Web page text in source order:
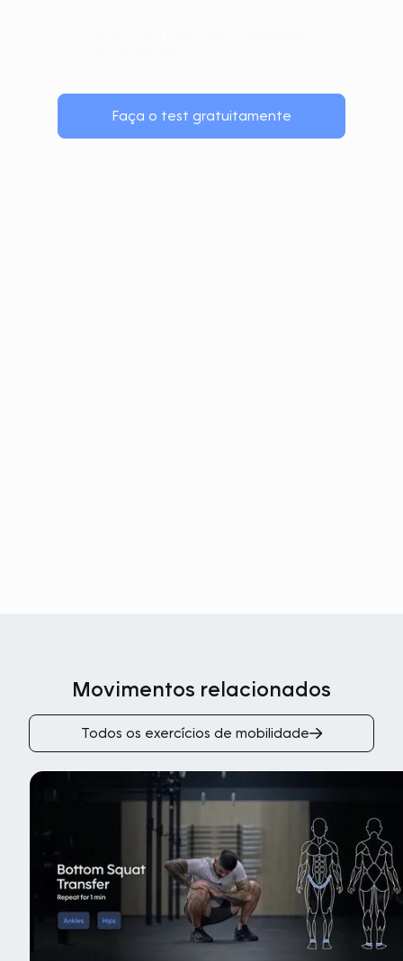
Faça o test gratuitamente
Movimentos relacionados
Todos os exercícios de mobilidade